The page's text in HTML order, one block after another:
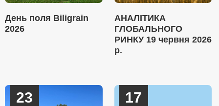
День поля Biligrain
2026
АНАЛІТИКА
ГЛОБАЛЬНОГО
РИНКУ 19 червня 2026
р.
23 17